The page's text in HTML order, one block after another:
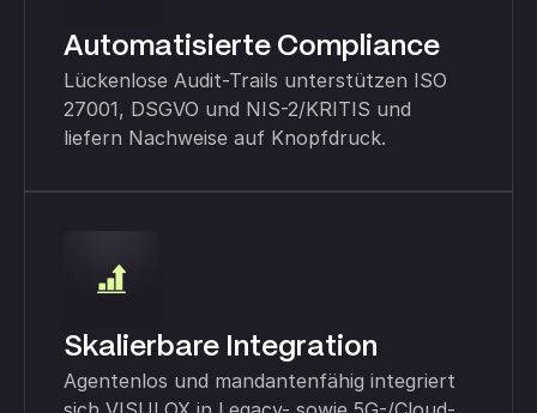
Automatisierte Compliance
Lückenlose Audit-Trails unterstützen ISO
27001, DSGVO und NIS-2/KRITIS und
liefern Nachweise auf Knopfdruck.
Skalierbare Integration
Agentenlos und mandantenfähig integriert